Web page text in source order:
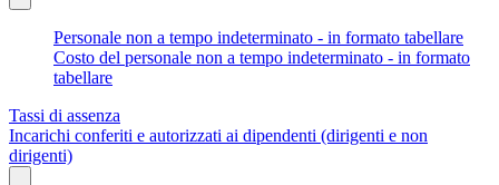
Personale non a tempo indeterminato - in formato tabellare
Costo del personale non a tempo indeterminato - in formato
tabellare
Tassi di assenza
Incarichi conferiti e autorizzati ai dipendenti (dirigenti e non
dirigenti)